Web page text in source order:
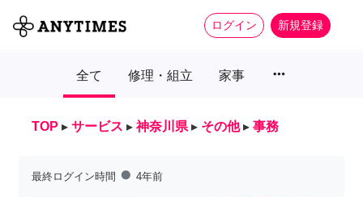
ログイン 新規登録
全て 修理・組立 家事 more_horiz
TOP ▸ サービス ▸ 神奈川県 ▸ その他 ▸ 事務
最終ログイン時間 fiber_manual_record 4年前